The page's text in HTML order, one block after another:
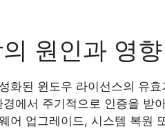
원인과 영향
화된 윈도우 라이선스의 유
에서 주기적으로 인증을 받
어 업그레이드, 시스템 복원